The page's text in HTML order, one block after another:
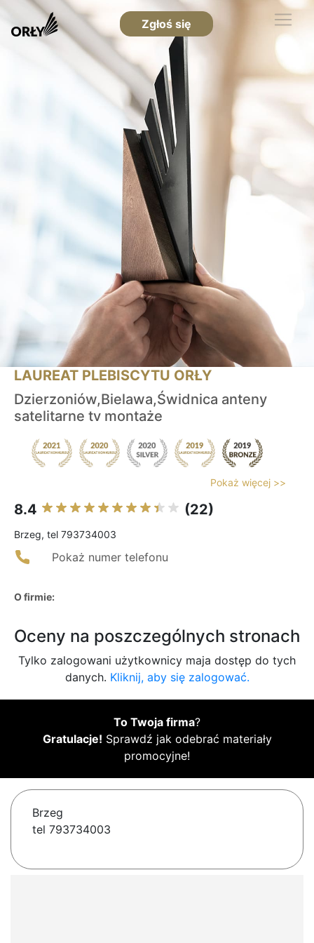
Zgłoś się
LAUREAT PLEBISCYTU ORŁY
Dzierzoniów,Bielawa,Świdnica anteny
satelitarne tv montaże
Pokaż więcej >>
8.4 (22)
Brzeg, tel 793734003
Pokaż numer telefonu
O firmie:
Oceny na poszczególnych stronach
Tylko zalogowani użytkownicy maja dostęp do tych
danych. Kliknij, aby się zalogować.
To Twoja firma?
Gratulacje! Sprawdź jak odebrać materiały
promocyjne!
Brzeg
tel 793734003